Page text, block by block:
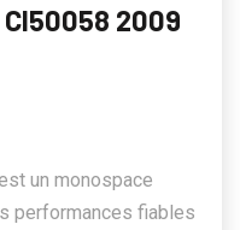
CI50058 2009
un monospace
performances fiables